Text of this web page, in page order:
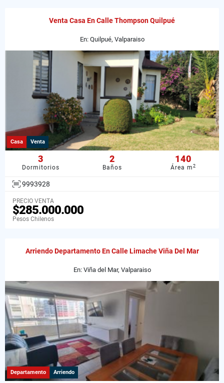
Venta Casa En Calle Thompson Quilpué
En: Quilpué, Valparaiso
Casa Venta
3
Dormitorios
2
Baños
140
Área m2
9993928
PRECIO VENTA
$285.000.000
Pesos Chilenos
Arriendo Departamento En Calle Limache Viña Del Mar
En: Viña del Mar, Valparaiso
Departamento Arriendo